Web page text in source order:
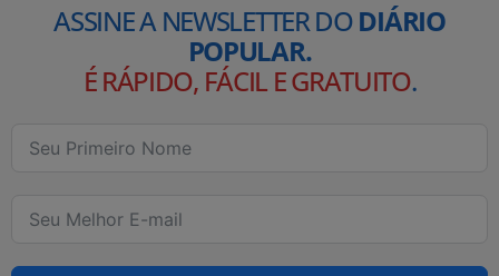
ASSINE A NEWSLETTER DODIÁRIO
POPULAR.
É RÁPIDO, FÁCIL E GRATUITO.